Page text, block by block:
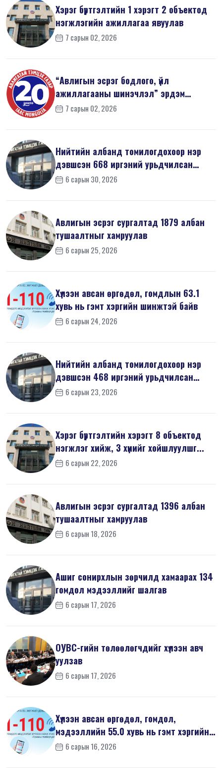
Хэрэг бүртгэлтийн 1 хэрэгт 2 объектод
нэгжлэгийн ажиллагаа явуулав
7 сарын 02, 2026
“Авлигын эсрэг бодлого, үйл
ажиллагааны шинэчлэл” эрдэм
шинжилгээний б...
7 сарын 02, 2026
Нийтийн албанд томилогдохоор нэр
дэвшсэн 668 иргэний урьдчилсан
мэдүүл...
6 сарын 30, 2026
Авлигын эсрэг сургалтад 1879 албан
тушаалтныг хамруулав
6 сарын 25, 2026
Хүлээн авсан өргөдөл, гомдлын 63.1
хувь нь гэмт хэргийн шинжтэй байв
6 сарын 24, 2026
Нийтийн албанд томилогдохоор нэр
дэвшсэн 468 иргэний урьдчилсан
мэдүүл...
6 сарын 23, 2026
Хэрэг бүртгэлтийн хэрэгт 8 объектод
нэгжлэг хийж, 3 хүнийг хойшлуулшг...
6 сарын 22, 2026
Авлигын эсрэг сургалтад 1396 албан
тушаалтныг хамруулав
6 сарын 18, 2026
Ашиг сонирхлын зөрчилд хамаарах 134
гомдол мэдээллийг шалгав
6 сарын 17, 2026
ОУВС-гийн төлөөлөгчдийг хүлээн авч
уулзав
6 сарын 17, 2026
Хүлээн авсан өргөдөл, гомдол,
мэдээллийн 55.0 хувь нь гэмт хэргийн
шин...
6 сарын 16, 2026